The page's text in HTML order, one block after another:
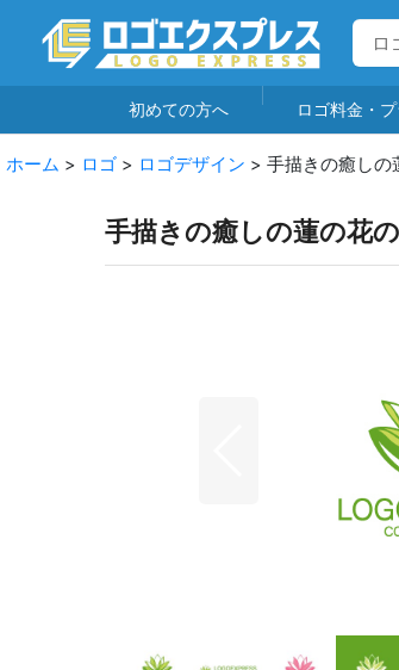
初めての方へ ロゴ料金・
ホーム > ロゴ > ロゴデザイン > 手描きの癒しの
手描きの癒しの蓮の花